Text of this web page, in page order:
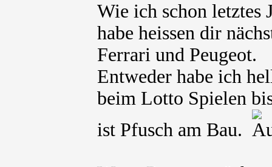
Wie ich schon letztes
habe heissen dir
Ferrari und Peugeot.
Entweder habe ich
beim Lotto Spielen
ist Pfusch am Bau.